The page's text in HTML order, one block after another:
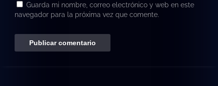
Guarda mi nombre, correo electrónico y web en este
navegador para la próxima vez que comente.